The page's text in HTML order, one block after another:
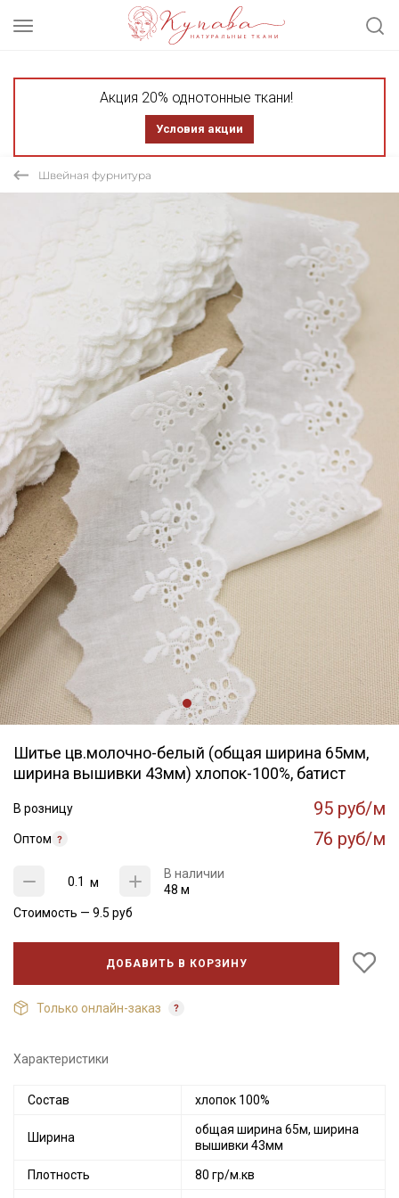
Акция 20% однотонные ткани!
Условия акции
Швейная фурнитура
Шитье цв.молочно-белый (общая ширина 65мм,
ширина вышивки 43мм) хлопок-100%, батист
В розницу 95 руб/м
Оптом 76 руб/м
м
В наличии
48 м
Стоимость — 9.5 руб
ДОБАВИТЬ В КОРЗИНУ
Только онлайн-заказ
Характеристики
Состав хлопок 100%
Ширина
общая ширина 65м, ширина
вышивки 43мм
Плотность 80 гр/м.кв
Мы публикуем здесь дополнительные
промокоды и скидки до 30% на узкие